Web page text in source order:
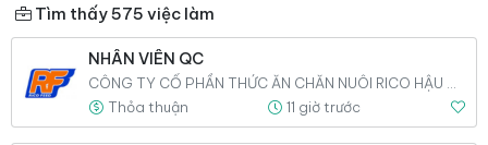
Tìm thấy 575 việc làm
NHÂN VIÊN QC
CÔNG TY CỔ PHẦN THỨC ĂN CHĂN NUÔI RICO HẬU GIANG
Thỏa thuận
11 giờ trước